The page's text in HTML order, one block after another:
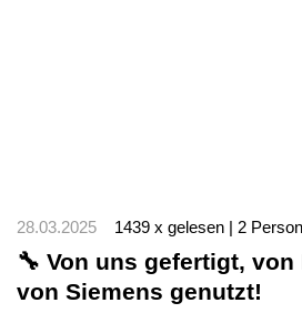
28.03.2025 1439 x gelesen | 2
🔧 Von uns gefertigt, von
von Siemens genutzt!